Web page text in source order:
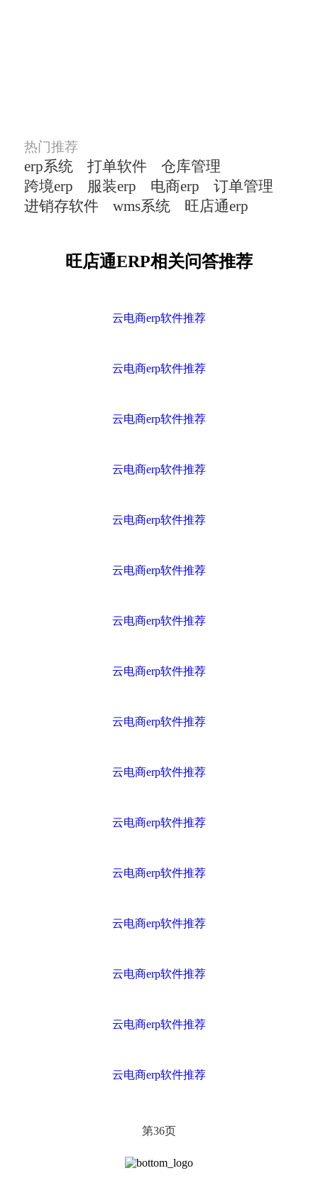
热门推荐
erp系统 打单软件
仓库管理
跨境erp
服装erp 电商erp
订单管理
进销存软件
wms系统 旺店通erp
旺店通ERP相关问答推荐
云电商erp软件推荐
云电商erp软件推荐
云电商erp软件推荐
云电商erp软件推荐
云电商erp软件推荐
云电商erp软件推荐
云电商erp软件推荐
云电商erp软件推荐
云电商erp软件推荐
云电商erp软件推荐
云电商erp软件推荐
云电商erp软件推荐
云电商erp软件推荐
云电商erp软件推荐
云电商erp软件推荐
云电商erp软件推荐
第36页